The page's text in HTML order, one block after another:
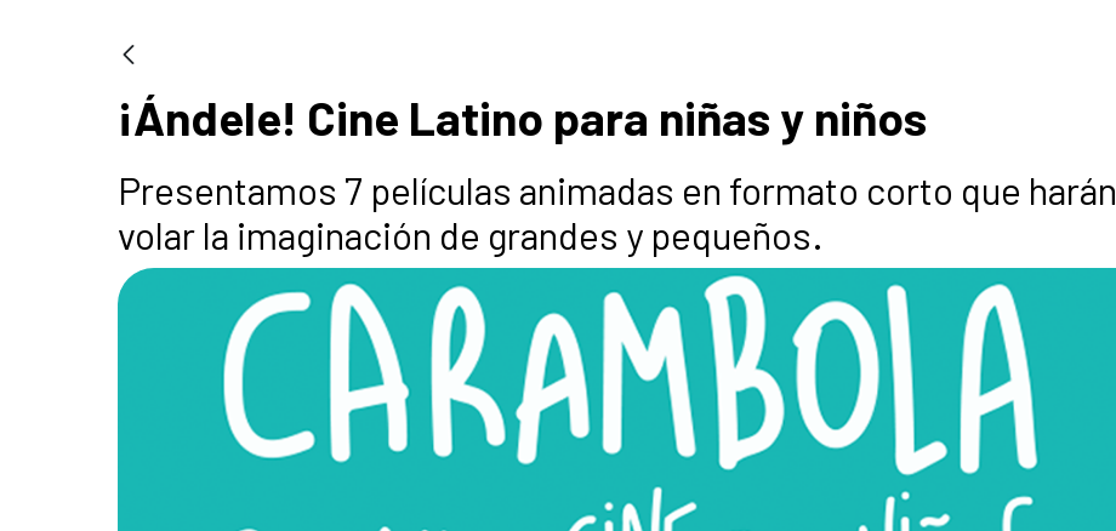
¡Ándele! Cine Latino para niñas y niños
Presentamos 7 películas animadas en formato corto que harán
volar la imaginación de grandes y pequeños.